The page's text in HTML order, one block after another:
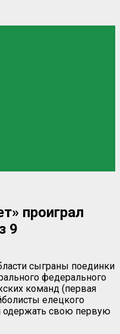
проиграл
9
сыграны поединки
федерального
команд (первая
елецкого
одержать свою первую